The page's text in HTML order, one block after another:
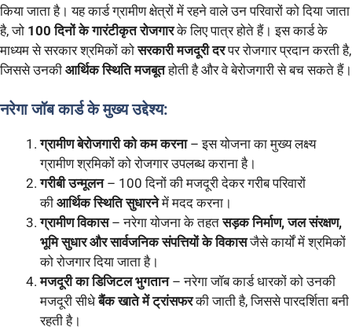
किया जाता है। यह कार्ड ग्रामीण क्षेत्रों में रहने वाले उन परिवारों को दिया जाता
है, जो 100 दिनों के गारंटीकृत रोजगारके लिए पात्र होते हैं। इस कार्ड के
माध्यम से सरकार श्रमिकों कोसरकारी मजदूरी दरपर रोजगार प्रदान करती है,
जिससे उनकी आर्थिक स्थिति मजबूतहोती है और वे बेरोजगारी से बच सकते हैं।
नरेगा जॉब कार्ड के मुख्य उद्देश्य:
ग्रामीण बेरोजगारी को कम करना– इस योजना का मुख्य लक्ष्य
ग्रामीण श्रमिकों को रोजगार उपलब्ध कराना है।
गरीबी उन्मूलन– 100 दिनों की मजदूरी देकर गरीब परिवारों
की आर्थिक स्थिति सुधारनेमें मदद करना।
ग्रामीण विकास– नरेगा योजना के तहतसड़क निर्माण, जल संरक्षण,
भूमि सुधार और सार्वजनिक संपत्तियों के विकासजैसे कार्यों में श्रमिकों
को रोजगार दिया जाता है।
मजदूरी का डिजिटल भुगतान– नरेगा जॉब कार्ड धारकों को उनकी
मजदूरी सीधेबैंक खाते में ट्रांसफरकी जाती है, जिससे पारदर्शिता बनी
रहती है।